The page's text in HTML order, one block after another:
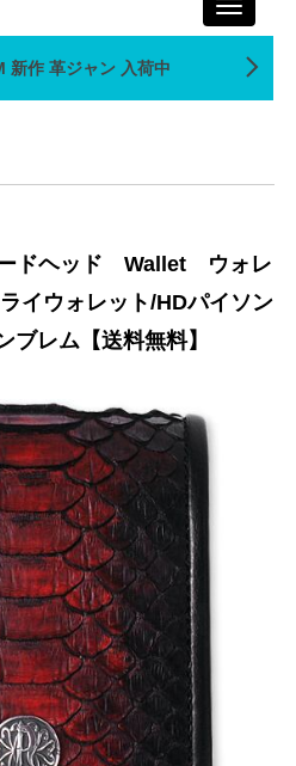
Toggle
新作 革ジャン 入荷中
ドヘッド Wallet ウォレ
イウォレット/HDパイソン
ブレム【送料無料】